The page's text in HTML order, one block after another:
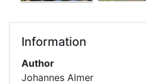
Information
Author
Johannes Almer